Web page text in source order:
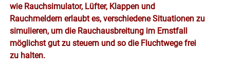
wie Rauchsimulator, Lüfter, Klappen und
Rauchmeldern erlaubt es, verschiedene Situationen zu
simulieren, um die Rauchausbreitung im Ernstfall
möglichst gut zu steuern und so die Fluchtwege frei
zu halten.